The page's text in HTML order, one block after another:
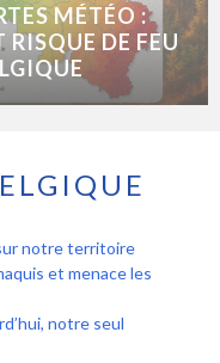
MÉTÉO :
RISQUE DE FEU
notre territoire
et menace les
notre seul